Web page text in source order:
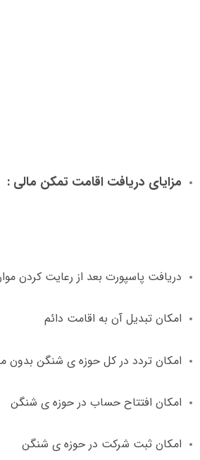
مزایای دریافت اقامت تمکن مالی :
دریافت پاسپورت بعد از رعایت کردن
امکان تبدیل آن به اقامت دائم
امکان تردد در کل حوزه ی شنگن بدون
امکان افتتاح حساب در حوزه ی شنگن
امکان ثبت شرکت در حوزه ی شنگن